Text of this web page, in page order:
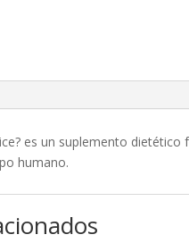
es un suplemento
humano.